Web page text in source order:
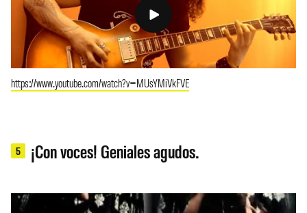
https://www.youtube.com/watch?v=MUsYMiVkFVE
5 ¡Con voces! Geniales agudos.